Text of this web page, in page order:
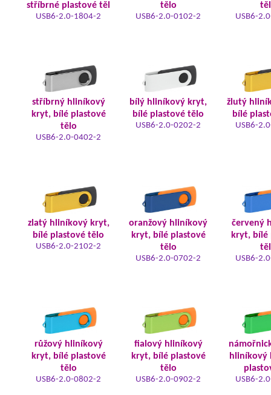
stříbrné plastové těl
USB6-2.0-1804-2
tělo
USB6-2.0-0102-2 USB6-
stříbrný hliníkový
kryt, bílé plastové
tělo
USB6-2.0-0402-2
bílý hliníkový kryt,
bílé plastové tělo
USB6-2.0-0202-2
žlutý
bílé
USB6-
zlatý hliníkový kryt,
bílé plastové tělo
USB6-2.0-2102-2
oranžový hliníkový
kryt, bílé plastové
tělo
USB6-2.0-0702-2
červený
kryt, bílé
USB6-
růžový hliníkový
kryt, bílé plastové
tělo
USB6-2.0-0802-2
fialový hliníkový
kryt, bílé plastové
tělo
USB6-2.0-0902-2
hliníkový
USB6-